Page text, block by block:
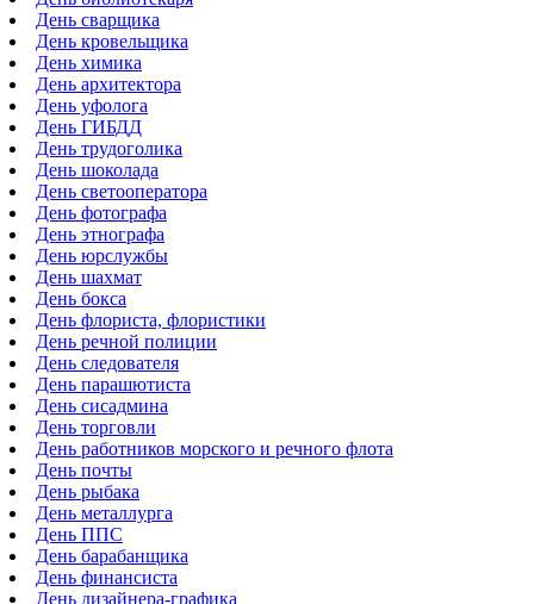
День сварщика
День кровельщика
День химика
День архитектора
День уфолога
День ГИБДД
День трудоголика
День шоколада
День светооператора
День фотографа
День этнографа
День юрслужбы
День шахмат
День бокса
День флориста, флористики
День речной полиции
День следователя
День парашютиста
День сисадмина
День торговли
День работников морского и речного флота
День почты
День рыбака
День металлурга
День ППС
День барабанщика
День финансиста
День дизайнера-графика